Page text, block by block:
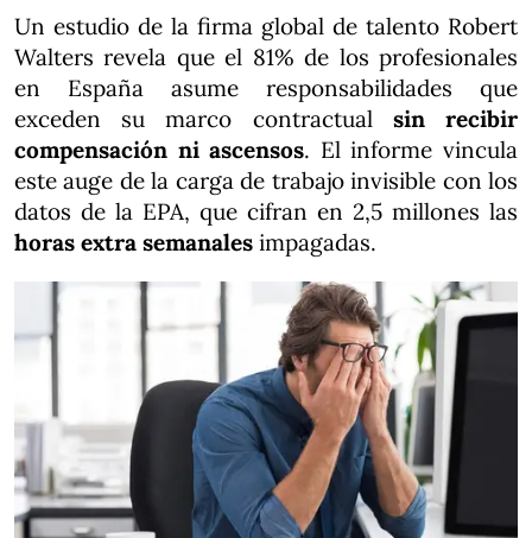
Un estudio de la firma global de talento Robert
Walters revela que el 81% de los profesionales
en España asume responsabilidades que
exceden su marco contractual sin recibir
compensación ni ascensos. El informe vincula
este auge de la carga de trabajo invisible con los
datos de la EPA, que cifran en 2,5 millones las
horas extra semanales impagadas.